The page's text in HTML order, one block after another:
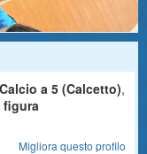
Calcio a 5 (Calcetto),
figura
Migliora questo profilo